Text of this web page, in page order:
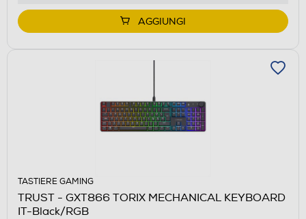
AGGIUNGI
TASTIERE GAMING
TRUST - GXT866 TORIX MECHANICAL KEYBOARD
IT-Black/RGB